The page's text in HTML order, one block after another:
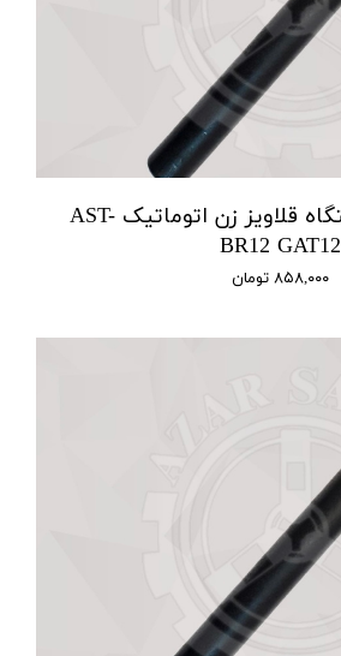
دسته قلاویز دستگاه قلاویز زن اتوماتیک AST-
BR12 GAT12
۸۵۸,۰۰۰ تومان